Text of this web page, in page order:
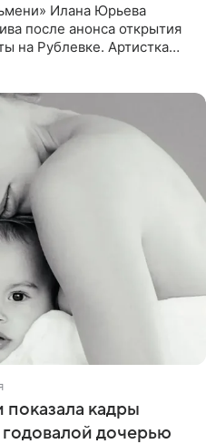
Илана Юрьева
после анонса открытия
на Рублевке. Артистка
кадры
дочерью